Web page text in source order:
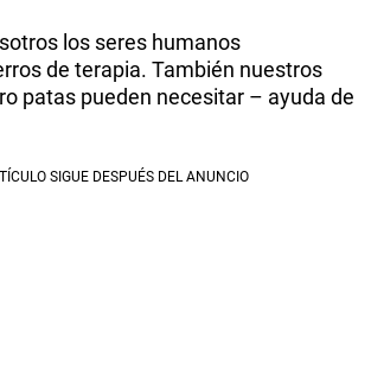
los seres humanos
de terapia. También nuestros
patas pueden necesitar – ayuda de